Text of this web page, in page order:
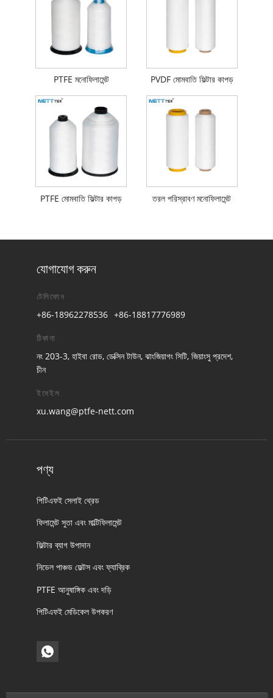
PTFE মনোফিলামেন্ট PVDF মোমবাতি ফিল্টার কাপড়
PTFE মোমবাতি ফিল্টার কাপড় তরল পরিস্রাবণ মনোফিলামেন্ট
যোগাযোগ করুন
টেলিফোন
+86-18962278536 +86-18817776989
ঠিকানা
নং 203-3, হাইবা রোড, ডেক্সিন টাউন, ঝাংজিয়াগং সিটি, জিয়াংসু প্রদেশ,
চীন
ইমেইল
xu.wang@ptfe-nett.com
পণ্য
পিটিএফই সেলাই থ্রেড
ফিলামেন্ট সুতা এবং মাল্টিফিলামেন্ট
ফিল্টার ব্যাগ উপাদান
নিডেল পাঞ্চড ফেল্টস এবং ফ্যাব্রিক
PTFE আনুষাঙ্গিক এবং দড়ি
পিটিএফই মেডিকেল উপকরণ